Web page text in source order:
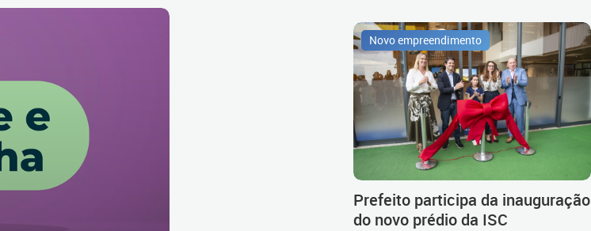
Novo empreendimento
Prefeito participa da inauguração
do novo prédio da ISC